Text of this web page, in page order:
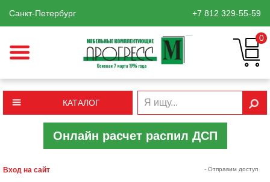
Санкт-Петербург +7 812 329-55-59
0
КАТАЛОГ
Онлайн расчет распил ДСП
Вход на сайт - Отправим доступ